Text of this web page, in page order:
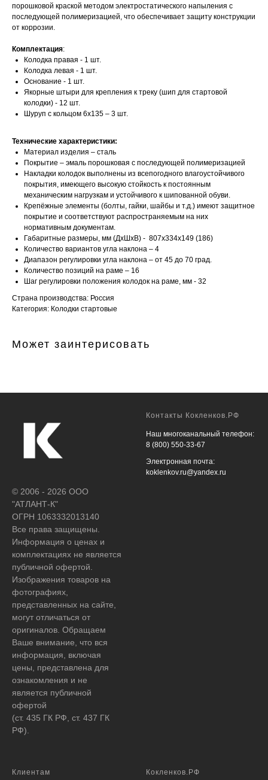
порошковой краской методом электростатического напыления с
последующей полимеризацией, что обеспечивает защиту конструкции
от коррозии.
Комплектация:
Колодка правая - 1 шт.
Колодка левая - 1 шт.
Основание - 1 шт.
Якорные штыри для крепления к треку (шип для стартовой
колодки) - 12 шт.
Шуруп с кольцом 6х135 – 3 шт.
Технические характеристики:
Материал изделия – сталь
Покрытие – эмаль порошковая с последующей полимеризацией
Накладки колодок выполнены из всепогодного влагоустойчивого
покрытия, имеющего высокую стойкость к постоянным
механическим нагрузкам и устойчивого к шипованной обуви.
Крепёжные элементы (болты, гайки, шайбы и т.д.) имеют защитное
покрытие и соответствуют распространяемым на них
нормативным документам.
Габаритные размеры, мм (ДхШхВ) - 807х334х149 (186)
Количество вариантов угла наклона – 4
Диапазон регулировки угла наклона – от 45 до 70 град.
Количество позиций на раме – 16
Шаг регулировки положения колодок на раме, мм - 32
Страна производства: Россия
Категория: Колодки стартовые
Может заинтерисовать
© 2006 - 2026 ООО
"АТЛАНТ-К"
ОГРН 1063332013140
Все права защищены.
Информация о ценах и
комплектациях не является
публичной офертой.
Изображения товаров на
фотографиях,
представленных на сайте,
могут отличаться от
оригиналов. Обращаем
Ваше внимание, что вся
информация, включая
цены, представлена для
ознакомления и не
является публичной
офертой
(ст. 435 ГК РФ, ст. 437 ГК
РФ).
Контакты Кокленков.РФ
Наш многоканальный телефон:
8 (800) 550-33-67
Электронная почта:
koklenkov.ru@yandex.ru
Клиентам Кокленков.РФ